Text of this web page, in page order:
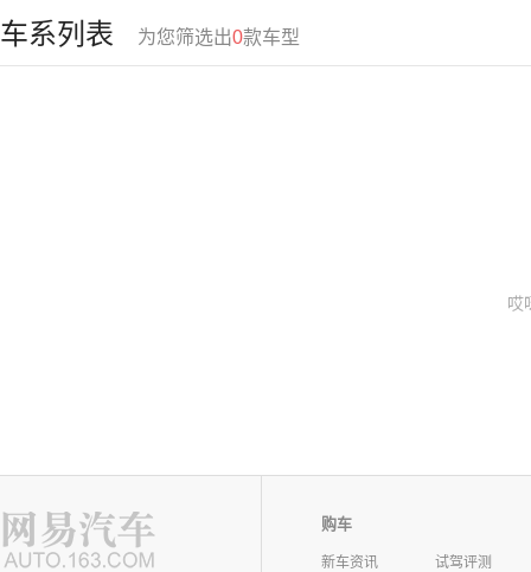
车系列表 为您筛选出0款车型
哎
购车
新车资讯
试驾评测